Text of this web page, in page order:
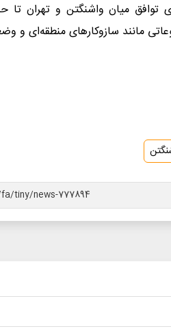
توافق میان واشنگتن و تهران
مانند سازوکارهای منطقه‌ای و